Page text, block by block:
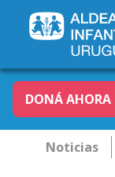
DONÁ AHORA
Novededades
Noticias